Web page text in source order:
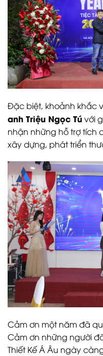
Đặc biệt, khoảnh khắc
anh Triệu Ngọc Túvới
nhận những hỗ trợ tích
xây dựng, phát triển
Cảm ơn một năm đã
Cảm ơn những người
Thiết Kế Á Âu ngày